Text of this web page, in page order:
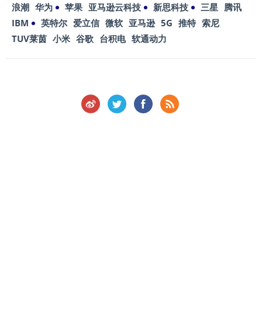
浪潮 华为 苹果 亚马逊云科技 新思科技 三星 腾讯
IBM
英特尔 爱立信 微软 亚马逊 5G 推特 索尼
TUV莱茵 小米 谷歌 台积电 软通动力